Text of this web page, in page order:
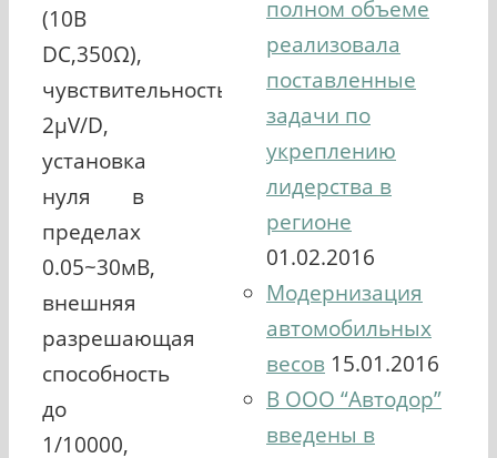
(10В
DC,350Ω),
чувствительность
2µV/D,
установка
нуля в
пределах
0.05~30мВ,
внешняя
разрешающая
способность
до
1/10000,
полном объеме
реализовала
поставленные
задачи по
укреплению
лидерства в
регионе
01.02.2016
Модернизация
автомобильных
весов 15.01.2016
В ООО “Автодор”
введены в